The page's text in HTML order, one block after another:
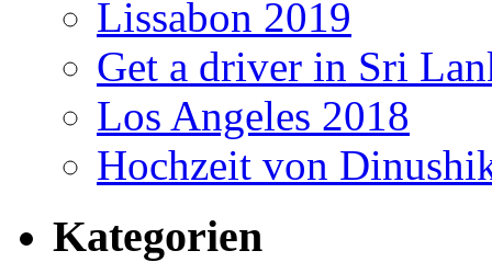
Lissabon 2019
Get a driver in Sri
Los Angeles 2018
Hochzeit von
Kategorien